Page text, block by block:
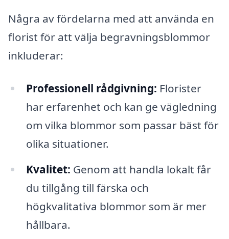
Några av fördelarna med att använda en
florist för att välja begravningsblommor
inkluderar:
Professionell rådgivning: Florister
har erfarenhet och kan ge vägledning
om vilka blommor som passar bäst för
olika situationer.
Kvalitet: Genom att handla lokalt får
du tillgång till färska och
högkvalitativa blommor som är mer
hållbara.